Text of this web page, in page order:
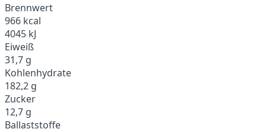
Brennwert
966 kcal
4045 kJ
Eiweiß
31,7 g
Kohlenhydrate
182,2 g
Zucker
12,7 g
Ballaststoffe